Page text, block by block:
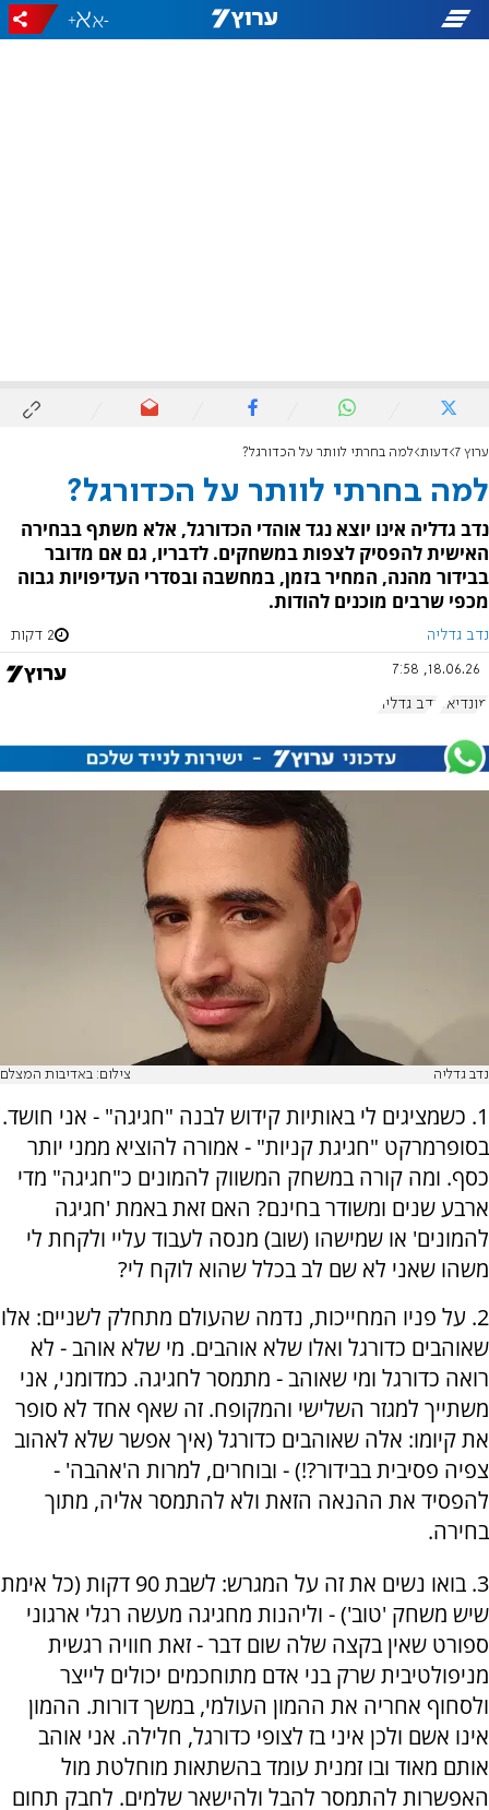
-
+
ערוץ 7 דעות למה בחרתי לוותר על הכדורגל?
למה בחרתי לוותר על הכדורגל?
נדב גדליה אינו יוצא נגד אוהדי הכדורגל, אלא משתף בבחירה
האישית להפסיק לצפות במשחקים. לדבריו, גם אם מדובר
בבידור מהנה, המחיר בזמן, במחשבה ובסדרי העדיפויות גבוה
מכפי שרבים מוכנים להודות.
נדב גדליה 2 דקות
18.06.26, 7:58
מונדיאל נדב גדליה
נדב גדליה צילום: באדיבות המצלם
1. כשמציגים לי באותיות קידוש לבנה "חגיגה" - אני חושד.
בסופרמרקט "חגיגת קניות" - אמורה להוציא ממני יותר
כסף. ומה קורה במשחק המשווק להמונים כ"חגיגה" מדי
ארבע שנים ומשודר בחינם? האם זאת באמת 'חגיגה
להמונים' או שמישהו (שוב) מנסה לעבוד עליי ולקחת לי
משהו שאני לא שם לב בכלל שהוא לוקח לי?
2. על פניו המחייכות, נדמה שהעולם מתחלק לשניים: אלו
שאוהבים כדורגל ואלו שלא אוהבים. מי שלא אוהב - לא
רואה כדורגל ומי שאוהב - מתמסר לחגיגה. כמדומני, אני
משתייך למגזר השלישי והמקופח. זה שאף אחד לא סופר
את קיומו: אלה שאוהבים כדורגל (איך אפשר שלא לאהוב
צפיה פסיבית בבידור?!) - ובוחרים, למרות ה'אהבה' -
להפסיד את ההנאה הזאת ולא להתמסר אליה, מתוך
בחירה.
3. בואו נשים את זה על המגרש: לשבת 90 דקות (כל אימת
שיש משחק 'טוב') - וליהנות מחגיגה מעשה רגלי ארגוני
ספורט שאין בקצה שלה שום דבר - זאת חוויה רגשית
מניפולטיבית שרק בני אדם מתוחכמים יכולים לייצר
ולסחוף אחריה את ההמון העולמי, במשך דורות. ההמון
אינו אשם ולכן איני בז לצופי כדורגל, חלילה. אני אוהב
אותם מאוד ובו זמנית עומד בהשתאות מוחלטת מול
האפשרות להתמסר להבל ולהישאר שלמים. לחבק תחום